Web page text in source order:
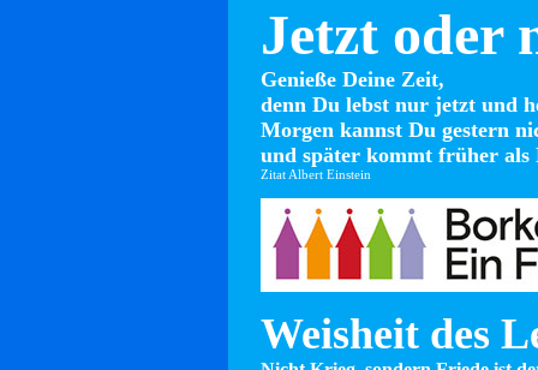
Jetzt oder
Genieße Deine Zeit,
denn Du lebst nur jetzt und
Morgen kannst Du gestern
und später kommt früher als
Zitat Albert Einstein
Weisheit des